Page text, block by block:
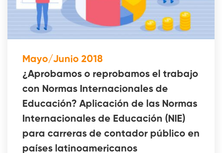
Mayo/Junio 2018
¿Aprobamos o reprobamos el trabajo
con Normas Internacionales de
Educación? Aplicación de las Normas
Internacionales de Educación (NIE)
para carreras de contador público en
países latinoamericanos